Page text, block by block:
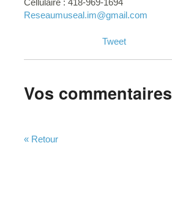
Reseaumuseal.im@gmail.com
Tweet
Vos commentaires
« Retour